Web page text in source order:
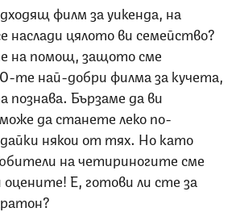
филм за уикенда, на
наслади цялото ви семейство?
на помощ, защото сме
те най-добри филма за кучета,
Бързаме да ви
да станете леко по-
някои от тях. Но като
на четириногите сме
оцените! Е, готови ли сте за